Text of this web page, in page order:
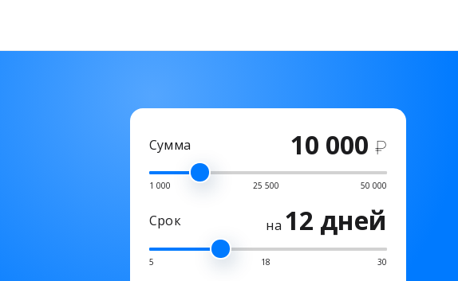
Сумма 10 000 ₽
1 000 25 500 50 000
Срок на 12 дней
5 18 30